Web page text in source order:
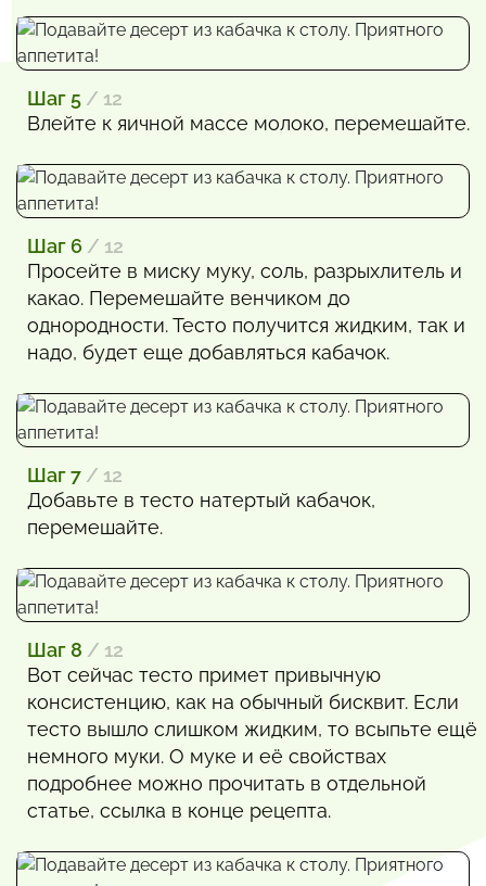
Шаг 5 / 12
Влейте к яичной массе молоко, перемешайте.
Шаг 6 / 12
Просейте в миску муку, соль, разрыхлитель и
какао. Перемешайте венчиком до
однородности. Тесто получится жидким, так и
надо, будет еще добавляться кабачок.
Шаг 7 / 12
Добавьте в тесто натертый кабачок,
перемешайте.
Шаг 8 / 12
Вот сейчас тесто примет привычную
консистенцию, как на обычный бисквит. Если
тесто вышло слишком жидким, то всыпьте ещё
немного муки. О муке и её свойствах
подробнее можно прочитать в отдельной
статье, ссылка в конце рецепта.